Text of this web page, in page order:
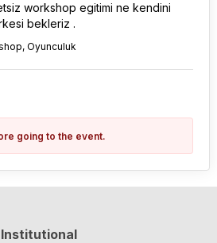
workshop egitimi ne kendini
bekleriz .
Oyunculuk
going to the event.
Institutional